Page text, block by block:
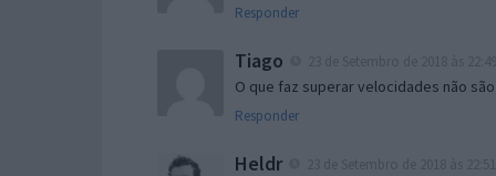
Responder
Tiago
O que faz superar velocidades não
Responder
Heldr